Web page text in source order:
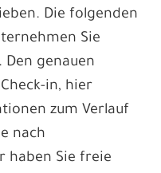
Die folgenden
Sie
genauen
in, hier
zum Verlauf
nach
haben Sie freie